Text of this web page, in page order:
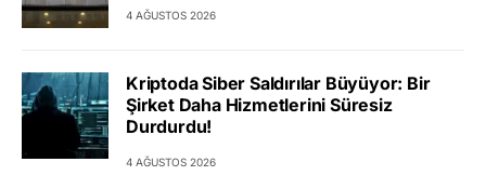
4 AĞUSTOS 2026
Kriptoda Siber Saldırılar Büyüyor: Bir
Şirket Daha Hizmetlerini Süresiz
Durdurdu!
4 AĞUSTOS 2026